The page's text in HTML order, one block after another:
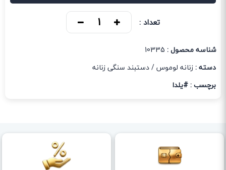
تعداد :
شناسه محصول : 10335
دسته :زنانه لوموس/دستبند سنگی زنانه
برچسب :#یلدا